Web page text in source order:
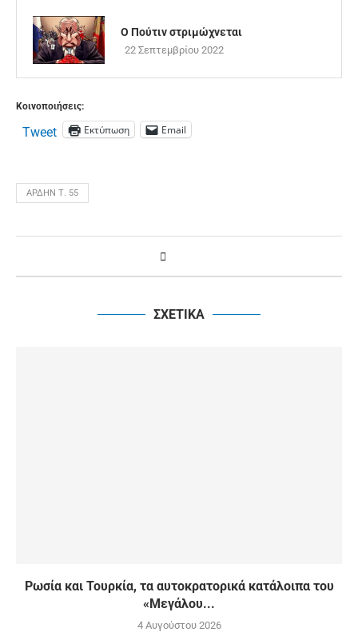
Ο Πούτιν στριμώχνεται
22 Σεπτεμβρίου 2022
Κοινοποιήσεις:
Tweet Εκτύπωση Email
ΆΡΔΗΝ Τ. 55
ΣΧΕΤΙΚΑ
Ρωσία και Τουρκία, τα αυτοκρατορικά κατάλοιπα του
«Μεγάλου...
4 Αυγούστου 2026